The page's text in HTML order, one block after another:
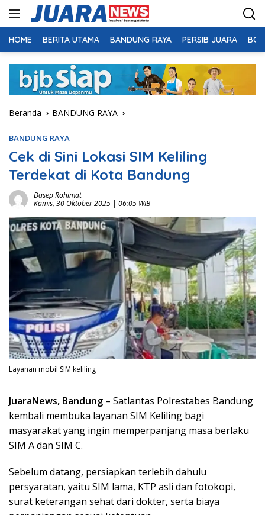
HOME BERITA UTAMA BANDUNG RAYA PERSIB JUARA
Beranda BANDUNG RAYA
BANDUNG RAYA
Cek di Sini Lokasi SIM Keliling
Terdekat di Kota Bandung
Dasep Rohimat
Kamis, 30 Oktober 2025 | 06:05 WIB
Layanan mobil SIM keliling
JuaraNews, Bandung – Satlantas Polrestabes Bandung
kembali membuka layanan SIM Keliling bagi
masyarakat yang ingin memperpanjang masa berlaku
SIM A dan SIM C.
Sebelum datang, persiapkan terlebih dahulu
persyaratan, yaitu SIM lama, KTP asli dan fotokopi,
surat keterangan sehat dari dokter, serta biaya